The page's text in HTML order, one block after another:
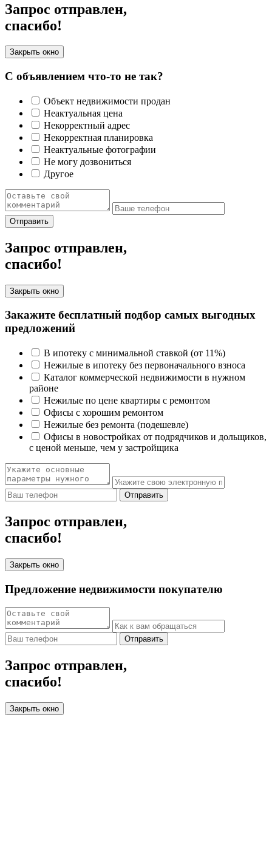
Запрос отправлен,
спасибо!
Закрыть окно
С объявлением что-то не так?
Объект недвижимости продан
Неактуальная цена
Некорректный адрес
Некорректная планировка
Неактуальные фотографии
Не могу дозвониться
Другое
Отправить
Запрос отправлен,
спасибо!
Закрыть окно
Закажите бесплатный подбор самых выгодных
предложений
В ипотеку с минимальной ставкой (от 11%)
Нежилые в ипотеку без первоначального взноса
Каталог коммерческой недвижимости в нужном
районе
Нежилые по цене квартиры с ремонтом
Офисы с хорошим ремонтом
Нежилые без ремонта (подешевле)
Офисы в новостройках от подрядчиков и дольщиков,
с ценой меньше, чем у застройщика
Отправить
Запрос отправлен,
спасибо!
Закрыть окно
Предложение недвижимости покупателю
Отправить
Запрос отправлен,
спасибо!
Закрыть окно